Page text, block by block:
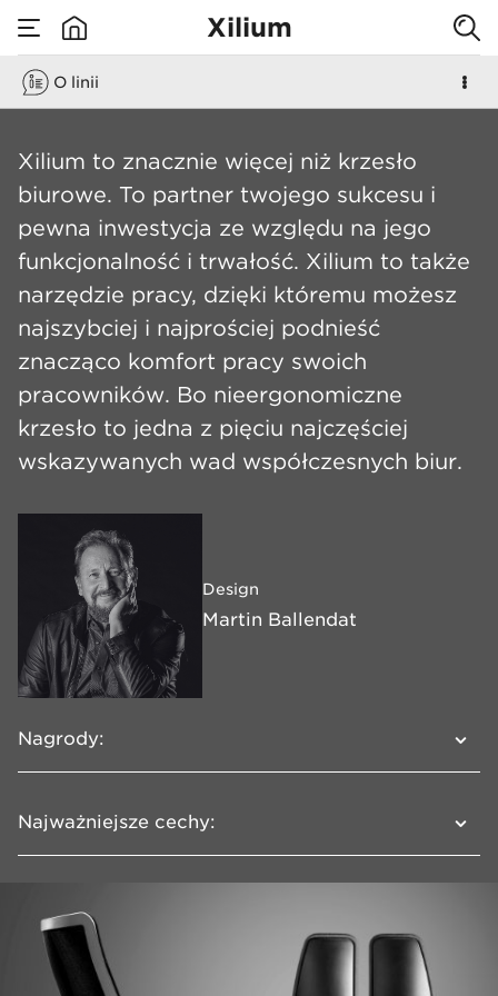
Xilium
O linii
Xilium
​Your best
Xilium to znacznie więcej niż krzesło
biurowe. To partner twojego sukcesu i
pewna inwestycja ze względu na jego
funkcjonalność i trwałość. Xilium to także
narzędzie pracy, dzięki któremu możesz
najszybciej i najprościej podnieść
znacząco komfort pracy swoich
pracowników. Bo nieergonomiczne
krzesło to jedna z pięciu najczęściej
wskazywanych wad współczesnych biur.
Design
Martin Ballendat
Nagrody:
German Design Award (Winner 2019)
German Innovation Award Gold Winner
2019
Najważniejsze cechy:
Trzy rodzaje oparcia do wyboru dla krzeseł
Różne podstawy dla krzeseł stacjonarnych